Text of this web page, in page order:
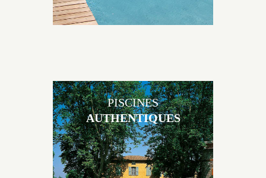
Les piscines en béton authentiques Jacques Brens se
démarquent par la noblesse des matériaux
PISCINES
AUTHENTIQUES